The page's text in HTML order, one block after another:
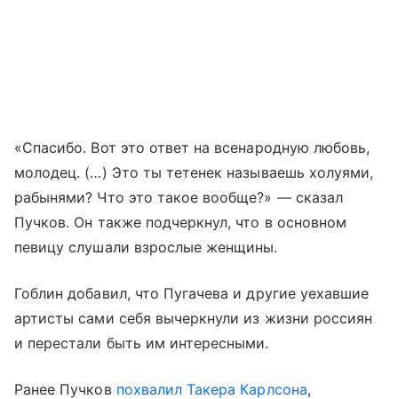
«Спасибо. Вот это ответ на всенародную любовь,
молодец. (…) Это ты тетенек называешь холуями,
рабынями? Что это такое вообще?» — сказал
Пучков. Он также подчеркнул, что в основном
певицу слушали взрослые женщины.
Гоблин добавил, что Пугачева и другие уехавшие
артисты сами себя вычеркнули из жизни россиян
и перестали быть им интересными.
Ранее Пучков похвалил Такера Карлсона,